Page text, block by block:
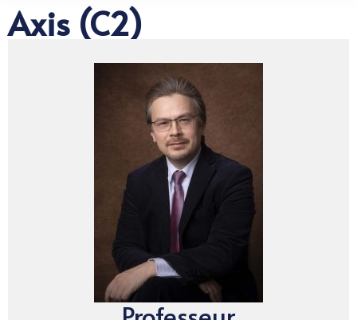
Axis (C2)